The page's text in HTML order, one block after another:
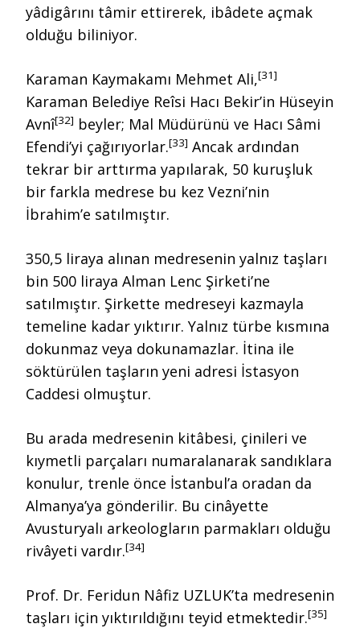
yâdigârını tâmir ettirerek, ibâdete açmak
olduğu biliniyor.
Karaman Kaymakamı Mehmet Ali,[31]
Karaman Belediye Reîsi Hacı Bekir’in Hüseyin
Avnî[32] beyler; Mal Müdürünü ve Hacı Sâmi
Efendi’yi çağırıyorlar.[33] Ancak ardından
tekrar bir arttırma yapılarak, 50 kuruşluk
bir farkla medrese bu kez Vezni’nin
İbrahim’e satılmıştır.
350,5 liraya alınan medresenin yalnız taşları
bin 500 liraya Alman Lenc Şirketi’ne
satılmıştır. Şirkette medreseyi kazmayla
temeline kadar yıktırır. Yalnız türbe kısmına
dokunmaz veya dokunamazlar. İtina ile
söktürülen taşların yeni adresi İstasyon
Caddesi olmuştur.
Bu arada medresenin kitâbesi, çinileri ve
kıymetli parçaları numaralanarak sandıklara
konulur, trenle önce İstanbul’a oradan da
Almanya’ya gönderilir. Bu cinâyette
Avusturyalı arkeologların parmakları olduğu
rivâyeti vardır.[34]
Prof. Dr. Feridun Nâfiz UZLUK’ta medresenin
taşları için yıktırıldığını teyid etmektedir.[35]